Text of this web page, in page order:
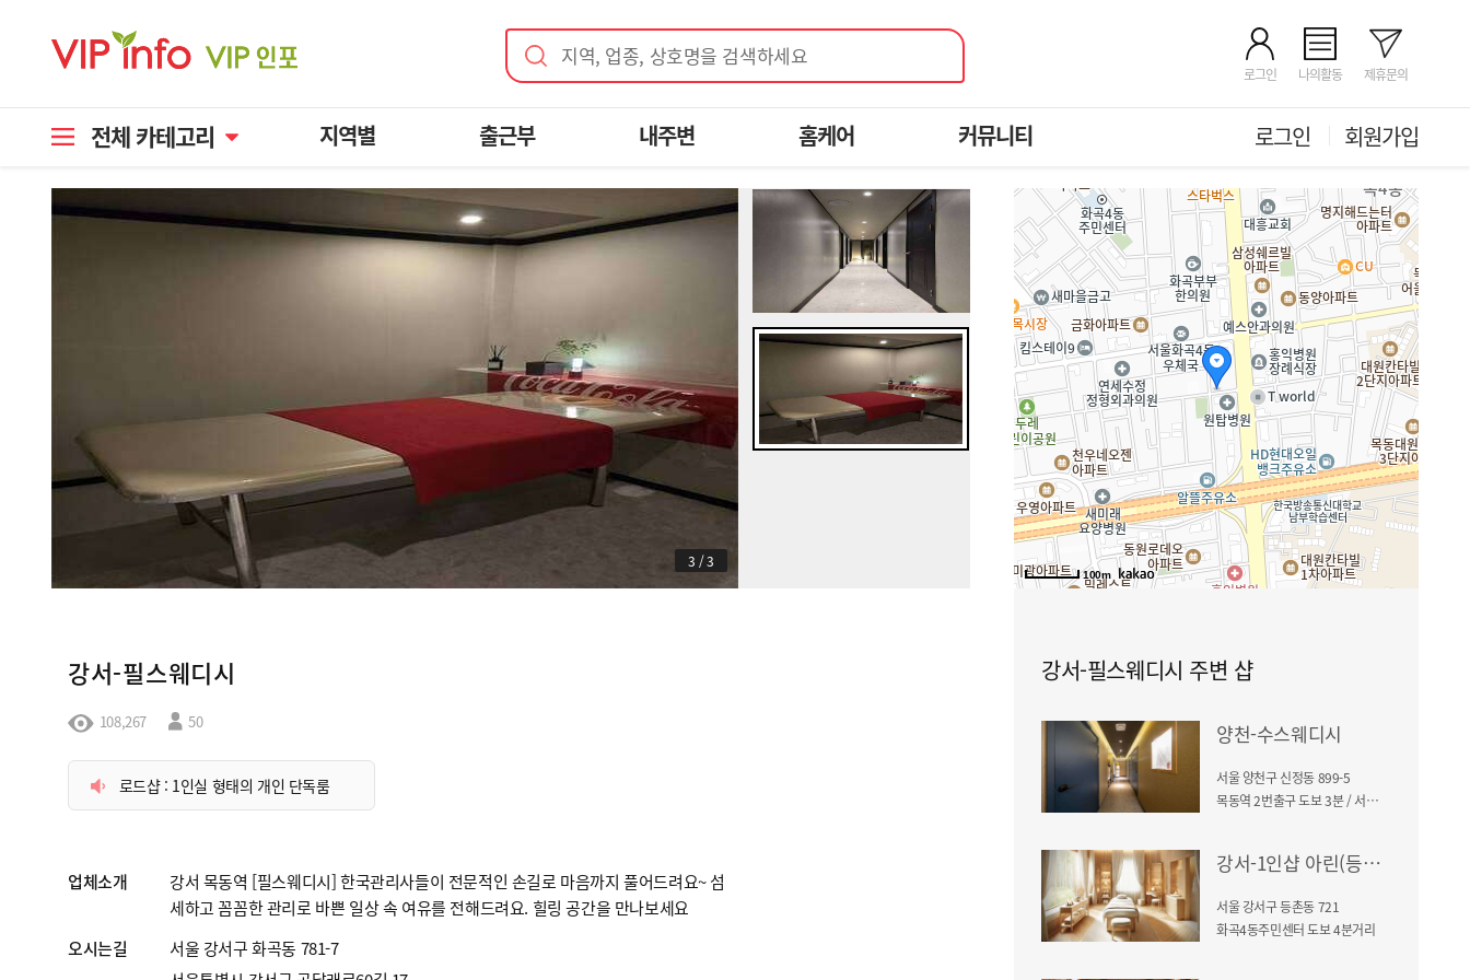
지역, 업종, 상호명을 검색하세요
로그인 나의활동 제휴문의
전체 카테고리 지역별 출근부 내주변 홈케어 커뮤니티 로그인 회원가입
3 /3
강서-필스웨디시
108,267 50
로드샵 : 1인실 형태의 개인 단독룸
업체소개
강서 목동역 [필스웨디시] 한국관리사들이 전문적인 손길로 마음까지 풀어드려요~ 섬
세하고 꼼꼼한 관리로 바쁜 일상 속 여유를 전해드려요. 힐링 공간을 만나보세요
오시는길
서울 강서구 화곡동 781-7
100m
강서-필스웨디시 주변 샵
양천-수스웨디시
서울 양천구 신정동 899-5
목동역 2번출구 도보 3분 / 서연빌딩 건물 3층
강서-1인샵 아린(등촌동)
서울 강서구 등촌동 721
화곡4동주민센터 도보 4분거리